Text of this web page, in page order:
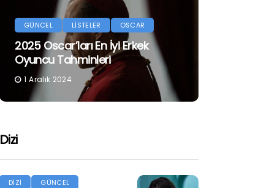
GÜNCEL LİSTELER OSCAR
2025 Oscar’ları En İyi Erkek
Oyuncu Tahminleri
1 Aralık 2024
Dizi
DİZİ
GÜNCEL